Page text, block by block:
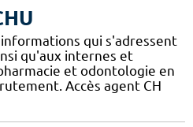
qui s'adressent
qu'aux internes et
et odontologie en
Accès agent CH